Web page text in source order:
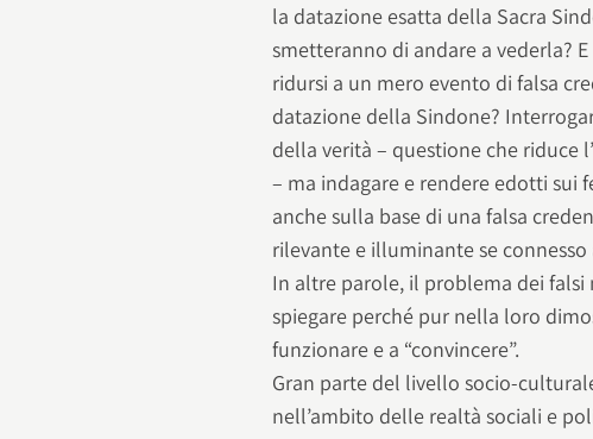
la datazione esatta della Sacra
smetteranno di andare a vederla?
ridursi a un mero evento di falsa
datazione della Sindone?
della verità – questione che riduce
– ma indagare e rendere edotti sui
anche sulla base di una falsa
rilevante e illuminante se
In altre parole, il problema dei
spiegare perché pur nella loro
funzionare e a “convincere”.
Gran parte del livello socio-
nell’ambito delle realtà sociali e